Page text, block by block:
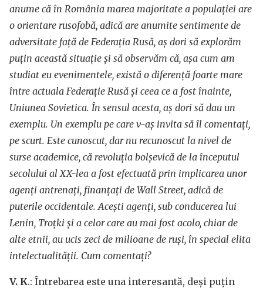
anume că în România marea majoritate a populației are
o orientare rusofobă, adică are anumite sentimente de
adversitate față de Federația Rusă, aș dori să explorăm
puțin această situație și să observăm că, așa cum am
studiat eu evenimentele, există o diferență foarte mare
între actuala Federație Rusă și ceea ce a fost înainte,
Uniunea Sovietica. În sensul acesta, aș dori să dau un
exemplu. Un exemplu pe care v-aș invita să îl comentați,
pe scurt. Este cunoscut, dar nu recunoscut la nivel de
surse academice, că revoluția bolșevică de la începutul
secolului al XX-lea a fost efectuată prin implicarea unor
agenți antrenați, finanțați de Wall Street, adică de
puterile occidentale. Acești agenți, sub conducerea lui
Lenin, Troțki și a celor care au mai fost acolo, chiar de
alte etnii, au ucis zeci de milioane de ruși, în special elita
intelectualității. Cum comentați?
V. K.: Întrebarea este una interesantă, deși puțin